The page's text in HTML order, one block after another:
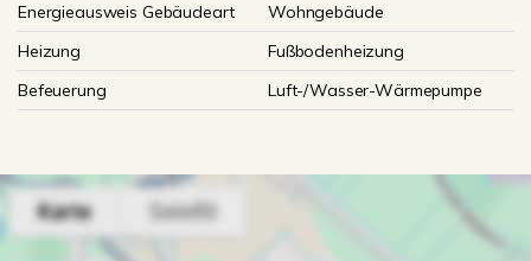
Energieausweis Gebäudeart
Wohngebäude
Heizung
Fußbodenheizung
Befeuerung
Luft-/Wasser-Wärmepumpe